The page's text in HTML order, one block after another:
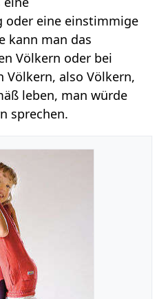
oder eine einstimmige
kann man das
Völkern oder bei
also Völkern,
leben, man würde
sprechen.